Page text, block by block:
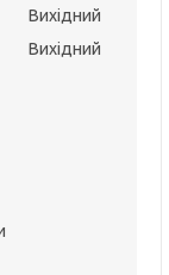
Вихідний
Вихідний